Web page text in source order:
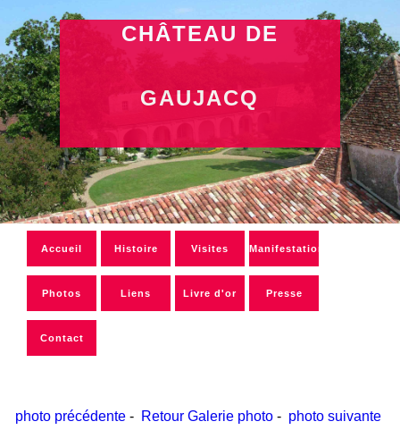
CHÂTEAU DE
GAUJACQ
Accueil Histoire Visites Manifestation
Photos Liens Livre d'or Presse
Contact
photo précédente - Retour Galerie photo - photo suivante